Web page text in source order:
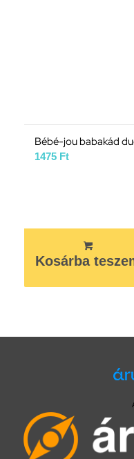
Bébé-jou babakád
1475 Ft
Kosárba